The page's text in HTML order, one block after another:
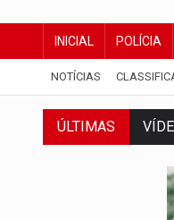
INICIAL POLÍCIA
NOTÍCIAS
ÚLTIMAS